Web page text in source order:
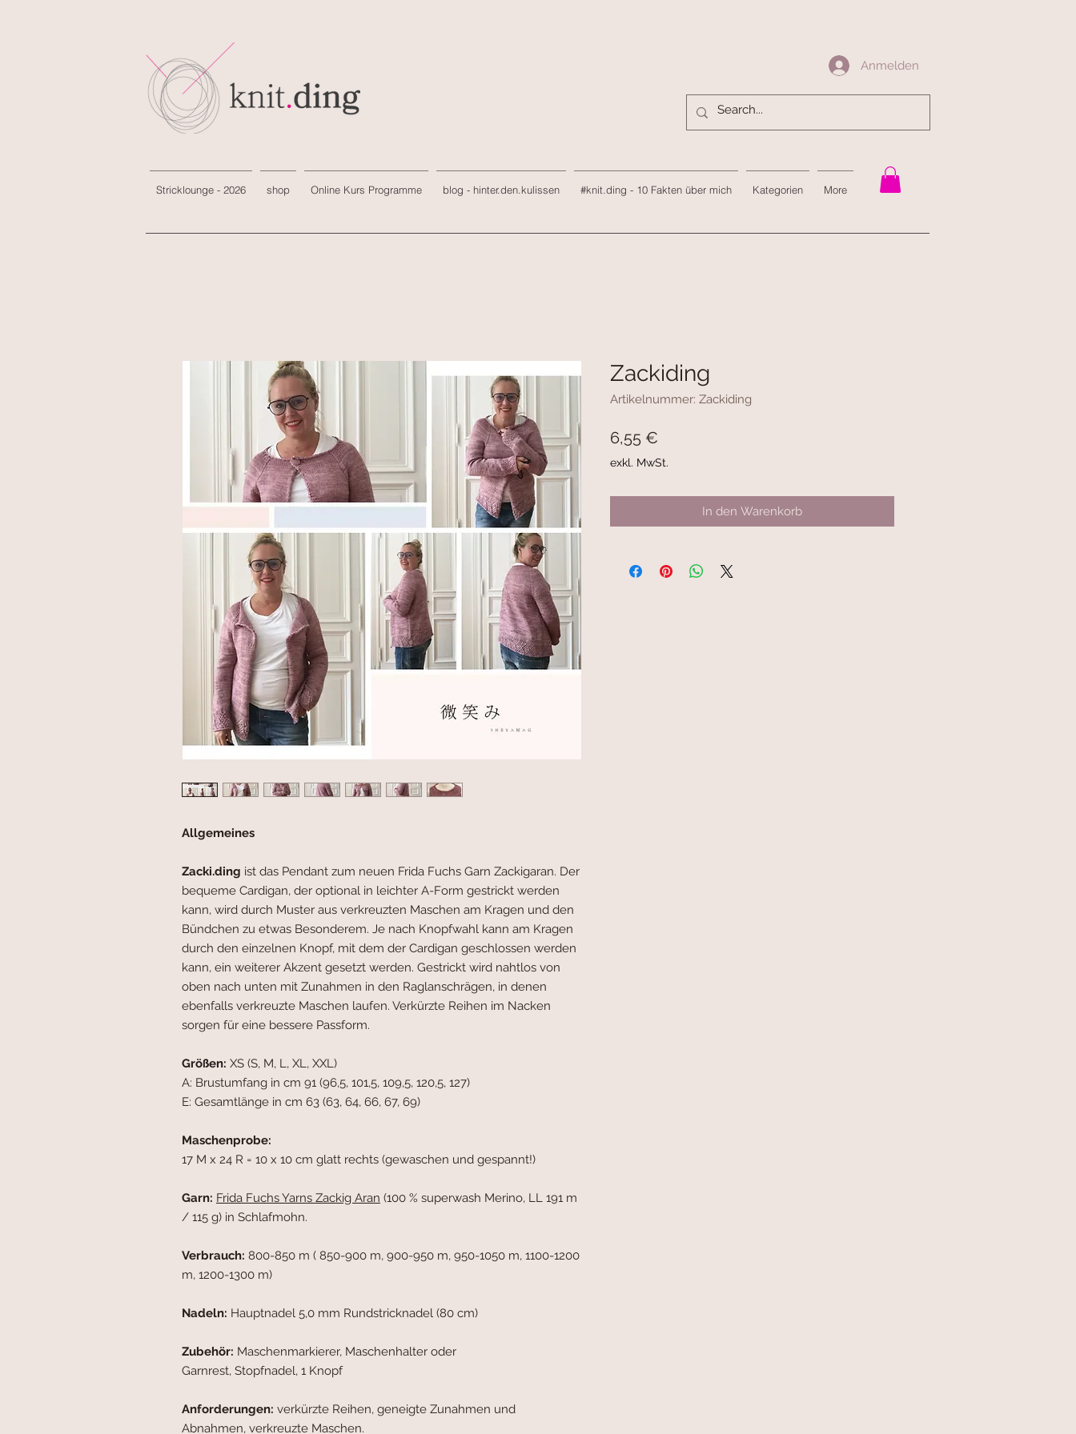
Anmelden
Stricklounge - 2026 shop Online Kurs Programme blog - hinter.den.kulissen #knit.ding - 10 Fakten über mich Kategorien More
Allgemeines
Zacki.ding ist das Pendant zum neuen Frida Fuchs Garn Zackigaran. Der
bequeme Cardigan, der optional in leichter A-Form gestrickt werden
kann, wird durch Muster aus verkreuzten Maschen am Kragen und den
Bündchen zu etwas Besonderem. Je nach Knopfwahl kann am Kragen
durch den einzelnen Knopf, mit dem der Cardigan geschlossen werden
kann, ein weiterer Akzent gesetzt werden. Gestrickt wird nahtlos von
oben nach unten mit Zunahmen in den Raglanschrägen, in denen
ebenfalls verkreuzte Maschen laufen. Verkürzte Reihen im Nacken
sorgen für eine bessere Passform.
Größen: XS (S, M, L, XL, XXL)
A: Brustumfang in cm 91 (96,5, 101,5, 109,5, 120,5, 127)
E: Gesamtlänge in cm 63 (63, 64, 66, 67, 69)
Maschenprobe:
17 M x 24 R = 10 x 10 cm glatt rechts (gewaschen und gespannt!)
Garn: Frida Fuchs Yarns Zackig Aran (100 % superwash Merino, LL 191 m
/ 115 g) in Schlafmohn.
Verbrauch: 800-850 m ( 850-900 m, 900-950 m, 950-1050 m, 1100-1200
m, 1200-1300 m)
Nadeln: Hauptnadel 5,0 mm Rundstricknadel (80 cm)
Zubehör: Maschenmarkierer, Maschenhalter oder
Garnrest, Stopfnadel, 1 Knopf
Anforderungen: verkürzte Reihen, geneigte Zunahmen und
Abnahmen, verkreuzte Maschen.
Zackiding
Artikelnummer: Zackiding
6,55 €
exkl. MwSt.
In den Warenkorb